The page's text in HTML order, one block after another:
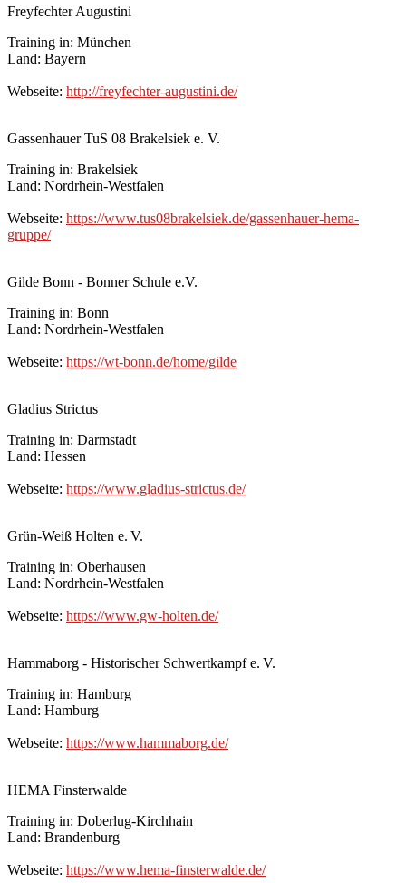
Freyfechter Augustini
Training in: München
Land: Bayern
Webseite: http://freyfechter-augustini.de/
Gassenhauer TuS 08 Brakelsiek e. V.
Training in: Brakelsiek
Land: Nordrhein-Westfalen
Webseite: https://www.tus08brakelsiek.de/gassenhauer-hema-
gruppe/
Gilde Bonn - Bonner Schule e.V.
Training in: Bonn
Land: Nordrhein-Westfalen
Webseite: https://wt-bonn.de/home/gilde
Gladius Strictus
Training in: Darmstadt
Land: Hessen
Webseite: https://www.gladius-strictus.de/
Grün-Weiß Holten e. V.
Training in: Oberhausen
Land: Nordrhein-Westfalen
Webseite: https://www.gw-holten.de/
Hammaborg - Historischer Schwertkampf e. V.
Training in: Hamburg
Land: Hamburg
Webseite: https://www.hammaborg.de/
HEMA Finsterwalde
Training in: Doberlug-Kirchhain
Land: Brandenburg
Webseite: https://www.hema-finsterwalde.de/